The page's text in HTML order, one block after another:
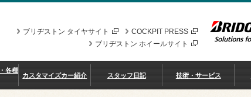
COCKPIT PRESS
ブリヂストン タイヤサイト
ブリヂストン ホイールサイト
各種
カスタマイズカー紹介 スタッフ日記 技術・サービス